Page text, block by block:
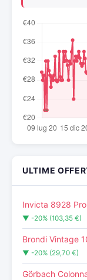
ULTIME
Invicta 8928
▼ -20% (103,35 €)
Brondi Vintage
▼ -20% (29,70 €)
Görbach